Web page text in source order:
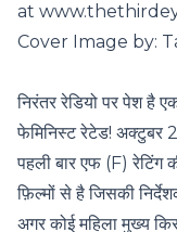
at
Cover Image by:
निरंतर रेडियो पर पेश है
फेमिनिस्ट रेटेड! अक्टुबर
पहली बार एफ (F)
फ़िल्मों से है जिसकी
अगर कोई महिला मुख्य